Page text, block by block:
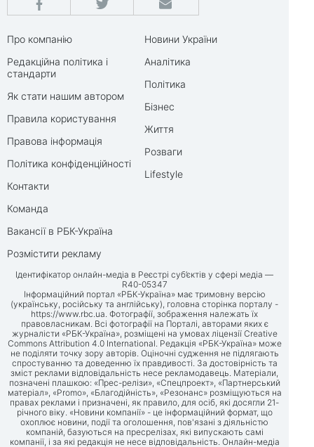
Про компанію
Редакційна політика і
стандарти
Як стати нашим автором
Правила користування
Правова інформація
Політика конфіденційності
Контакти
Команда
Вакансії в РБК-Україна
Розмістити рекламу
Новини України
Аналітика
Політика
Бізнес
Життя
Розваги
Lifestyle
Ідентифікатор онлайн-медіа в Реєстрі суб’єктів у сфері медіа —
R40-05347
Інформаційний портал «РБК-Україна» має тримовну версію
(українську, російську та англійську), головна сторінка порталу -
https://www.rbc.ua. Фотографії, зображення належать їх
правовласникам. Всі фотографії на Порталі, авторами яких є
журналісти «РБК-Україна», розміщені на умовах ліцензії Creative
Commons Attribution 4.0 International. Редакція «РБК-Україна» може
не поділяти точку зору авторів. Оціночні судження не підлягають
спростуванню та доведенню їх правдивості. За достовірність та
зміст реклами відповідальність несе рекламодавець. Матеріали,
позначені плашкою: «Прес-релізи», «Спецпроект», «Партнерський
матеріал», «Promo», «Благодійність», «Резонанс» розміщуються на
правах реклами і призначені, як правило, для осіб, які досягли 21-
річного віку. «Новини компанії» - це інформаційний формат, що
охоплює новини, події та оголошення, пов'язані з діяльністю
компаній, базуються на пресрелізах, які випускають самі
компанії, і за які редакція не несе відповідальність. Онлайн-медіа